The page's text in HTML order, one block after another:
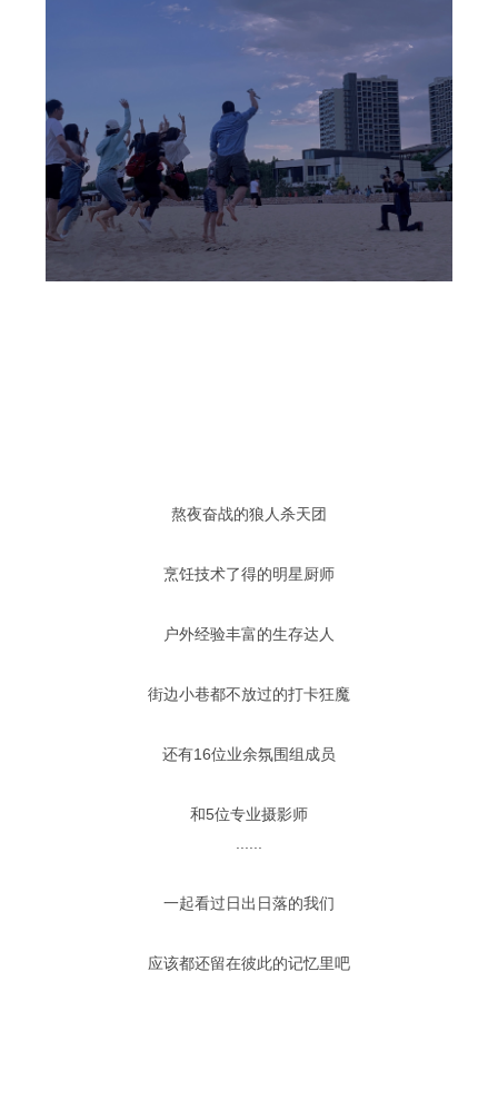
熬夜奋战的狼人杀天团
烹饪技术了得的明星厨师
户外经验丰富的生存达人
街边小巷都不放过的打卡狂魔
还有16位业余氛围组成员
和5位专业摄影师
......
一起看过日出日落的我们
应该都还留在彼此的记忆里吧